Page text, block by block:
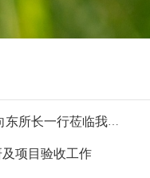
中国农业科学院农业经济与发展研究所 胡向东所长一行莅临我所指导交流
项目验收工作